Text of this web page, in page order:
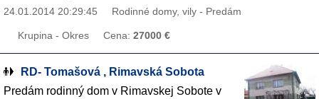
24.01.2014 20:29:45 Rodinné domy, vily - Predám
Krupina - Okres Cena: 27000 €
RD- Tomašová , Rimavská Sobota
Predám rodinný dom v Rimavskej Sobote v